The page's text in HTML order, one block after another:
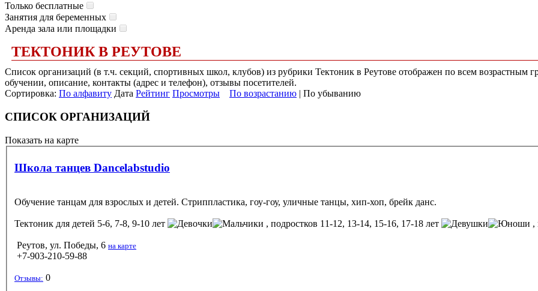
Только бесплатные
Занятия для беременных
Аренда зала или площадки
ТЕКТОНИК В РЕУТОВЕ
Список организаций (в т.ч. секций, спортивных школ, клубов) из рубрики Тектоник в Реутове отображен по всем возрастным
обучении, описание, контакты (адрес и телефон), отзывы посетителей.
Сортировка: По алфавиту Дата Рейтинг Просмотры По возрастанию | По убыванию
СПИСОК ОРГАНИЗАЦИЙ
Показать на карте
Школа танцев Dancelabstudio
Обучение танцам для взрослых и детей. Стриппластика, гоу-гоу, уличные танцы, хип-хоп, брейк данс.
Тектоник для детей 5-6, 7-8, 9-10 лет , подростков 11-12, 13-14, 15-16, 17-18 лет ,
Реутов, ул. Победы, 6 на карте
+7-903-210-59-88
Отзывы: 0